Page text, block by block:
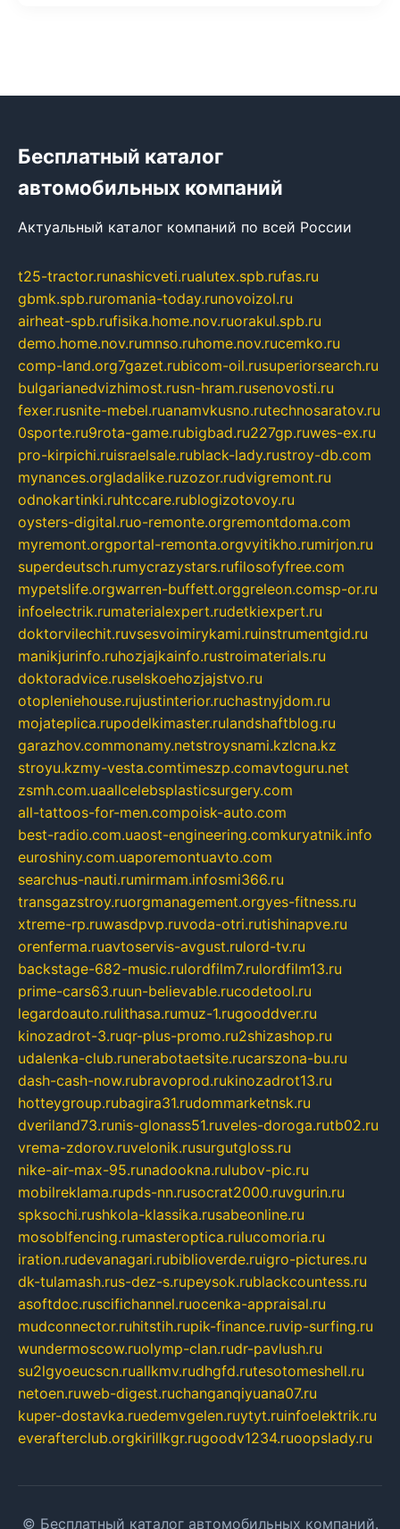
Бесплатный каталог
автомобильных компаний
Актуальный каталог компаний по всей России
t25-tractor.runashicveti.rualutex.spb.rufas.ru
gbmk.spb.ruromania-today.runovoizol.ru
airheat-spb.rufisika.home.nov.ruorakul.spb.ru
demo.home.nov.rumnso.ruhome.nov.rucemko.ru
comp-land.org7gazet.rubicom-oil.rusuperiorsearch.ru
bulgarianedvizhimost.rusn-hram.rusenovosti.ru
fexer.rusnite-mebel.ruanamvkusno.rutechnosaratov.ru
0sporte.ru9rota-game.rubigbad.ru227gp.ruwes-ex.ru
pro-kirpichi.ruisraelsale.rublack-lady.rustroy-db.com
mynances.orgladalike.ruzozor.rudvigremont.ru
odnokartinki.ruhtccare.rublogizotovoy.ru
oysters-digital.ruo-remonte.orgremontdoma.com
myremont.orgportal-remonta.orgvyitikho.rumirjon.ru
superdeutsch.rumycrazystars.rufilosofyfree.com
mypetslife.orgwarren-buffett.orggreleon.comsp-or.ru
infoelectrik.rumaterialexpert.rudetkiexpert.ru
doktorvilechit.ruvsesvoimirykami.ruinstrumentgid.ru
manikjurinfo.ruhozjajkainfo.rustroimaterials.ru
doktoradvice.ruselskoehozjajstvo.ru
otopleniehouse.rujustinterior.ruchastnyjdom.ru
mojateplica.rupodelkimaster.rulandshaftblog.ru
garazhov.commonamy.netstroysnami.kzlcna.kz
stroyu.kzmy-vesta.comtimeszp.comavtoguru.net
zsmh.com.uaallcelebsplasticsurgery.com
all-tattoos-for-men.compoisk-auto.com
best-radio.com.uaost-engineering.comkuryatnik.info
euroshiny.com.uaporemontuavto.com
searchus-nauti.rumirmam.infosmi366.ru
transgazstroy.ruorgmanagement.orgyes-fitness.ru
xtreme-rp.ruwasdpvp.ruvoda-otri.rutishinapve.ru
orenferma.ruavtoservis-avgust.rulord-tv.ru
backstage-682-music.rulordfilm7.rulordfilm13.ru
prime-cars63.ruun-believable.rucodetool.ru
legardoauto.rulithasa.rumuz-1.rugooddver.ru
kinozadrot-3.ruqr-plus-promo.ru2shizashop.ru
udalenka-club.runerabotaetsite.rucarszona-bu.ru
dash-cash-now.rubravoprod.rukinozadrot13.ru
hotteygroup.rubagira31.rudommarketnsk.ru
dveriland73.runis-glonass51.ruveles-doroga.rutb02.ru
vrema-zdorov.ruvelonik.rusurgutgloss.ru
nike-air-max-95.runadookna.rulubov-pic.ru
mobilreklama.rupds-nn.rusocrat2000.ruvgurin.ru
spksochi.rushkola-klassika.rusabeonline.ru
mosoblfencing.rumasteroptica.rulucomoria.ru
iration.rudevanagari.rubiblioverde.ruigro-pictures.ru
dk-tulamash.rus-dez-s.rupeysok.rublackcountess.ru
asoftdoc.ruscifichannel.ruocenka-appraisal.ru
mudconnector.ruhitstih.rupik-finance.ruvip-surfing.ru
wundermoscow.ruolymp-clan.rudr-pavlush.ru
su2lgyoeucscn.ruallkmv.rudhgfd.rutesotomeshell.ru
netoen.ruweb-digest.ruchanganqiyuana07.ru
kuper-dostavka.ruedemvgelen.ruytyt.ruinfoelektrik.ru
everafterclub.orgkirillkgr.rugoodv1234.ruoopslady.ru
© Бесплатный каталог автомобильных компаний.